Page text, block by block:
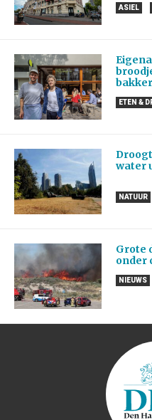
ASIEL
ETEN &
water
NATUUR
Grote
onder
NIEUWS